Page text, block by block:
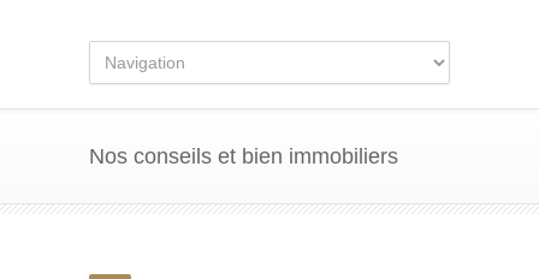
Nos conseils et bien immobiliers